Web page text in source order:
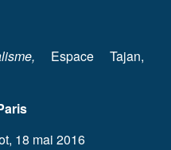
Espace Tajan,
18 mai 2016